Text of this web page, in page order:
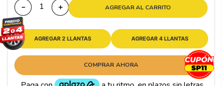
＋
－ AGREGAR AL CARRITO
AGREGAR 2 LLANTAS AGREGAR 4 LLANTAS
COMPRAR AHORA